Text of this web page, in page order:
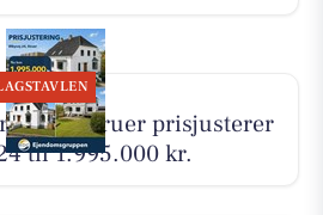
Struer prisjusterer
til 1.995.000 kr.